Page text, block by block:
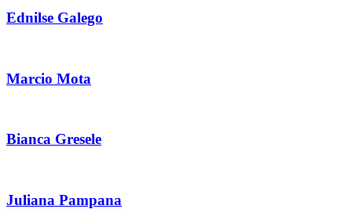
Ednilse Galego
Marcio Mota
Bianca Gresele
Juliana Pampana